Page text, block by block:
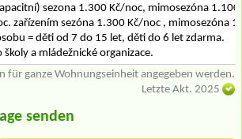
sezona 1.300 Kč/noc, mimosezóna 1.100
zařízením sezóna 1.300 Kč/noc , mimosezóna
= děti od 7 do 15 let, děti do 6 let zdarma.
a mládežnické organizace.
für ganze Wohnungseinheit angegeben werden.
Letzte Akt. 2025
senden